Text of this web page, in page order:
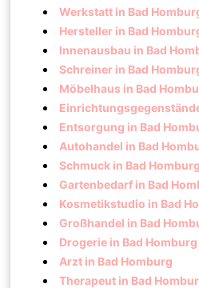
Werkstatt in Bad
Hersteller in Bad
Innenausbau in Bad
Schreiner in Bad
Möbelhaus in Bad
Entsorgung in Bad
Autohandel in Bad
Schmuck in Bad Homburg
Gartenbedarf in Bad
Kosmetikstudio in Bad
Großhandel in Bad
Drogerie in Bad Homburg
Arzt in Bad Homburg
Therapeut in Bad